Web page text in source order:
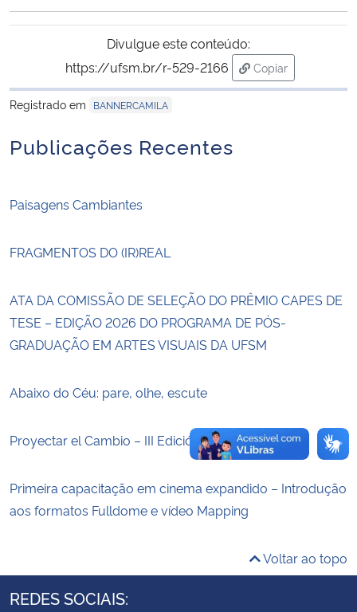
Ministério da Cidadania
Ministério de Minas e Energia
Ministério da Ciência, Tecnologia, Inovações e Comunicações
Controladoria-Geral da União
Ministério da Mulher, da Família e dos Direitos Humanos
Secretaria-Geral
Secretaria de Governo
Advocacia-Geral da União
Planalto
Divulgue este conteúdo:
https://ufsm.br/r-529-2166
Copiar
para área de
Registrado em
BANNERCAMILA
Publicações Recentes
Paisagens Cambiantes
FRAGMENTOS DO (IR)REAL
ATA DA COMISSÃO DE SELEÇÃO DO PRÊMIO CAPES DE
TESE – EDIÇÃO 2026 DO PROGRAMA DE PÓS-
GRADUAÇÃO EM ARTES VISUAIS DA UFSM
Abaixo do Céu: pare, olhe, escute
Proyectar el Cambio – III Edición
Primeira capacitação em cinema expandido – Introdução
aos formatos Fulldome e vídeo Mapping
Voltar ao topo
REDES SOCIAIS: